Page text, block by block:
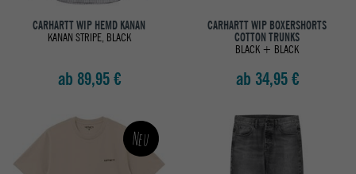
CARHARTT WIP HEMD KANAN
KANAN STRIPE, BLACK
ab 89,95 €
CARHARTT WIP BOXERSHORTS
COTTON TRUNKS
BLACK + BLACK
ab 34,95 €
Neu